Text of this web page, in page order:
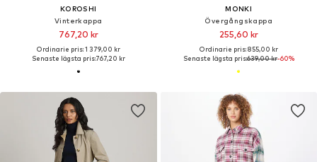
KOROSHI
Vinterkappa
767,20 kr
Ordinarie pris: 1 379,00 kr
Senaste lägsta pris:767,20 kr
MONKI
Övergångskappa
255,60 kr
Ordinarie pris: 855,00 kr
Senaste lägsta pris:639,00 kr-60%